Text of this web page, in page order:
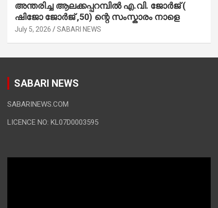
അന്തരിച്ച ആ​ല​ക്ക​പ്പ​റമ്പിൽ​ എ.​വി. ജോ​ർ​ജ് (
ഷിജോ ജോർജ് ,50) ന്റെ സംസ്കാരം നാളെ
July 5, 2026 SABARI NEWS
SABARI NEWS
SABARINEWS.COM
LICENCE NO: KL07D0003595